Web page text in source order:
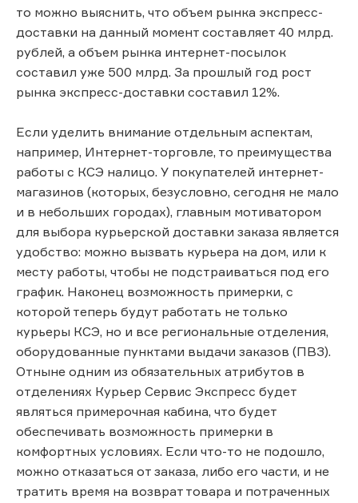
то можно выяснить, что объем рынка экспресс-
доставки на данный момент составляет 40 млрд.
рублей, а объем рынка интернет-посылок
составил уже 500 млрд. За прошлый год рост
рынка экспресс-доставки составил 12%.
Если уделить внимание отдельным аспектам,
например, Интернет-торговле, то преимущества
работы с КСЭ налицо. У покупателей интернет-
магазинов (которых, безусловно, сегодня не мало
и в небольших городах), главным мотиватором
для выбора курьерской доставки заказа является
удобство: можно вызвать курьера на дом, или к
месту работы, чтобы не подстраиваться под его
график. Наконец возможность примерки, с
которой теперь будут работать не только
курьеры КСЭ, но и все региональные отделения,
оборудованные пунктами выдачи заказов (ПВЗ).
Отныне одним из обязательных атрибутов в
отделениях Курьер Сервис Экспресс будет
являться примерочная кабина, что будет
обеспечивать возможность примерки в
комфортных условиях. Если что-то не подошло,
можно отказаться от заказа, либо его части, и не
тратить время на возврат товара и потраченных